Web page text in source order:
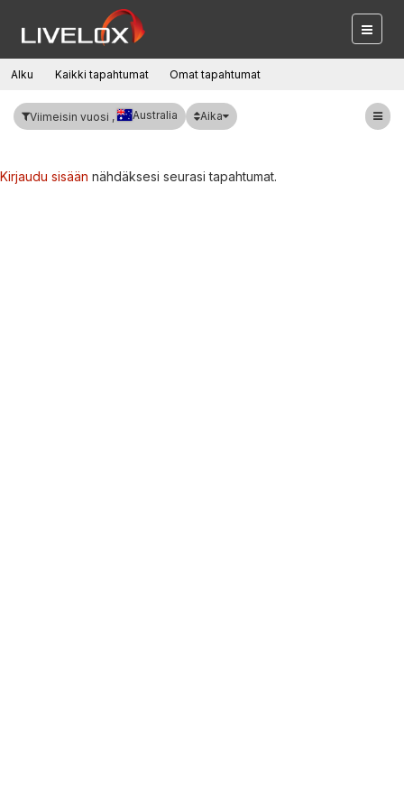
Alku Kaikki tapahtumat Omat tapahtumat
Viimeisin vuosi , Australia Aika
Kirjaudu sisään nähdäksesi seurasi tapahtumat.